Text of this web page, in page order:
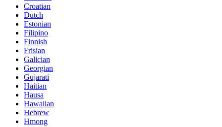
Croatian
Dutch
Estonian
Filipino
Finnish
Frisian
Galician
Georgian
Gujarati
Haitian
Hausa
Hawaiian
Hebrew
Hmong